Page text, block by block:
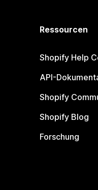
Ressourcen
Shopify Help
API-
Shopify
Shopify Blog
Forschung